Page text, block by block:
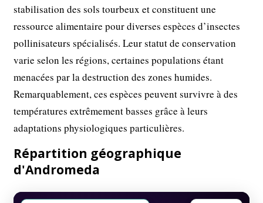
stabilisation des sols tourbeux et constituent une
ressource alimentaire pour diverses espèces d’insectes
pollinisateurs spécialisés. Leur statut de conservation
varie selon les régions, certaines populations étant
menacées par la destruction des zones humides.
Remarquablement, ces espèces peuvent survivre à des
températures extrêmement basses grâce à leurs
adaptations physiologiques particulières.
Répartition géographique
d'Andromeda